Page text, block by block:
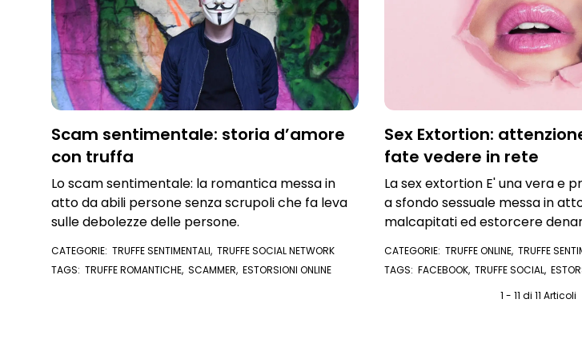
Scam sentimentale: storia d’amore
con truffa
Lo scam sentimentale: la romantica messa in
atto da abili persone senza scrupoli che fa leva
sulle debolezze delle persone.
CATEGORIE: TRUFFE SENTIMENTALI, TRUFFE SOCIAL NETWORK
TAGS: TRUFFE ROMANTICHE, SCAMMER, ESTORSIONI ONLINE
Sex Extortion:
fate vedere in rete
La sex extortion E' una vera e
a sfondo sessuale messa in
malcapitati ed estorcere
CATEGORIE: TRUFFE ONLINE, TRUFFE
SOCIAL NETWORK
TAGS: FACEBOOK, TRUFFE SOCIAL,
1 - 11 di 11 Articoli